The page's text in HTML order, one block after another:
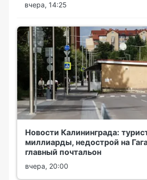
вчера, 14:25
Новости Калининграда:
миллиарды, недострой на
главный почтальон
вчера, 20:00